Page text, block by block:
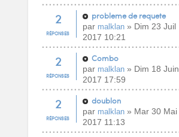
2
RÉPONSES
probleme de requete
par malklan» Dim 23 Juil
2017 10:21
2
RÉPONSES
Combo
par malklan» Dim 18 Juin
2017 17:59
2
RÉPONSES
doublon
par malklan» Mar 30 Mai
2017 11:13